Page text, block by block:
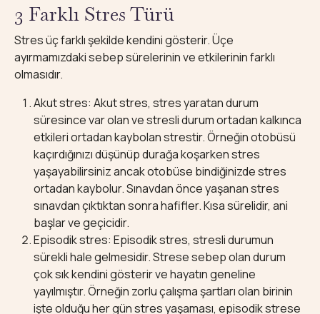
3 Farklı Stres Türü
Stres üç farklı şekilde kendini gösterir. Üçe
ayırmamızdaki sebep sürelerinin ve etkilerinin farklı
olmasıdır.
Akut stres: Akut stres, stres yaratan durum
süresince var olan ve stresli durum ortadan kalkınca
etkileri ortadan kaybolan strestir. Örneğin otobüsü
kaçırdığınızı düşünüp durağa koşarken stres
yaşayabilirsiniz ancak otobüse bindiğinizde stres
ortadan kaybolur. Sınavdan önce yaşanan stres
sınavdan çıktıktan sonra hafifler. Kısa sürelidir, ani
başlar ve geçicidir.
Episodik stres: Episodik stres, stresli durumun
sürekli hale gelmesidir. Strese sebep olan durum
çok sık kendini gösterir ve hayatın geneline
yayılmıştır. Örneğin zorlu çalışma şartları olan birinin
işte olduğu her gün stres yaşaması, episodik strese